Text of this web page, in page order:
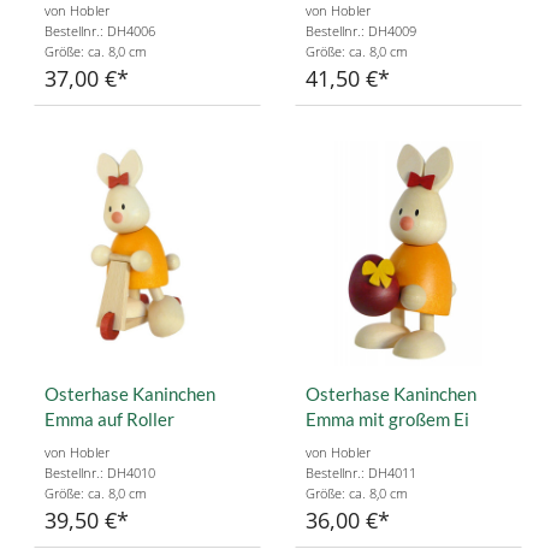
von Hobler
Bestellnr.: DH4006
Größe: ca. 8,0 cm
37,00 €
von Hobler
Bestellnr.: DH4009
Größe: ca. 8,0 cm
41,50 €
Osterhase Kaninchen
Emma auf Roller
von Hobler
Bestellnr.: DH4010
Größe: ca. 8,0 cm
39,50 €
Osterhase Kaninchen
Emma mit großem Ei
von Hobler
Bestellnr.: DH4011
Größe: ca. 8,0 cm
36,00 €